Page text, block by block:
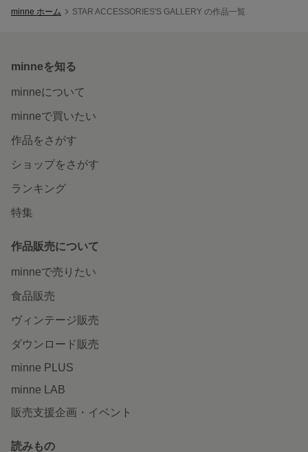
minne ホーム STAR ACCESSORIES'S GALLERY の作品一覧
minneを知る
minneについて
minneで買いたい
作品をさがす
ショップをさがす
ランキング
特集
作品販売について
minneで売りたい
食品販売
ヴィンテージ販売
ダウンロード販売
minne PLUS
minne LAB
販売支援企画・イベント
読みもの